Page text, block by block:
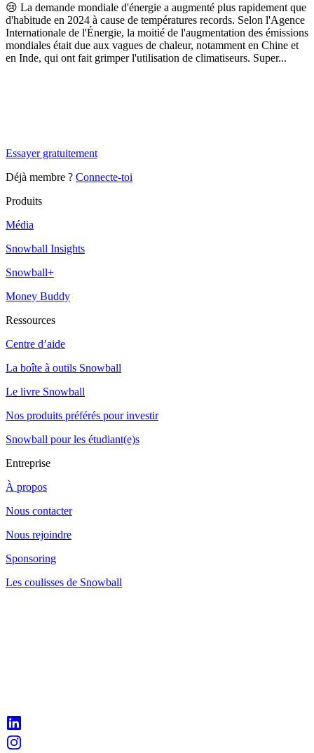
😢 La demande mondiale d'énergie a augmenté plus rapidement que
d'habitude en 2024 à cause de températures records. Selon l'Agence
Internationale de l'Énergie, la moitié de l'augmentation des émissions
mondiales était due aux vagues de chaleur, notamment en Chine et
en Inde, qui ont fait grimper l'utilisation de climatiseurs. Super...
Essayer gratuitement
Déjà membre ? Connecte-toi
Produits
Média
Snowball Insights
Snowball+
Money Buddy
Ressources
Centre d’aide
La boîte à outils Snowball
Le livre Snowball
Nos produits préférés pour investir
Snowball pour les étudiant(e)s
Entreprise
À propos
Nous contacter
Nous rejoindre
Sponsoring
Les coulisses de Snowball